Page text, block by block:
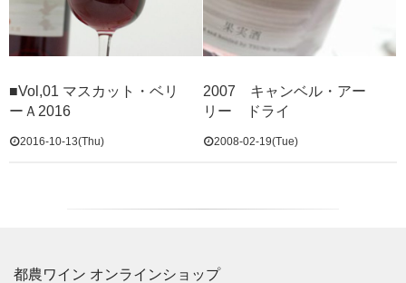
■Vol,01 マスカット・ベリ
ーＡ2016
2016-10-13(Thu)
2007 キャンベル・アー
リー ドライ
2008-02-19(Tue)
都農ワイン オンラインショップ